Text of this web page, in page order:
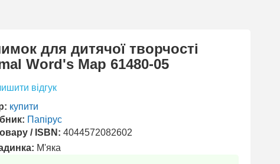
для дитячої творчості
Word's Map 61480-05
відгук
купити
Папірус
/ ISBN: 4044572082602
М'яка